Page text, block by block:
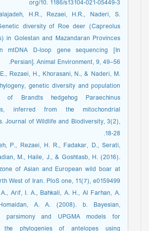
org/10. 1186/s13104-021-05449-3
H.R., Rezaei, H.R., Naderi, S.
diversity of Roe deer (Capreolus
in Golestan and Mazandaran Provinces
mtDNA D-loop gene sequencing [In
Persian]. Animal Environment, 9, 49–56.
Rezaei, H., Khorasani, N., & Naderi, M.
genetic diversity and population
of Brandts hedgehog Paraechinus
inferred from the mitochondrial
Journal of Wildlife and Biodiversity, 3(2),
18-28.
P., Rezaei, H. R., Fadakar, D., Serati,
M., Haile, J., & Goshtasb, H. (2016).
of Asian and European wild boar at
West of Iran. PloS one, 11(7), e0159499.
A., Arif, I. A., Bahkali, A. H., Al Farhan, A.
A. A. (2008). b. Bayesian,
parsimony and UPGMA models for